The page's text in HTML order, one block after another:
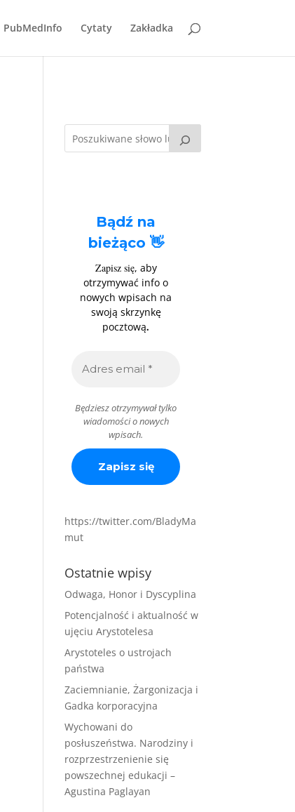
PubMedInfo Cytaty Zakładka
Bądź na
bieżąco 👋
Zapisz się, aby
otrzymywać info o
nowych wpisach na
swoją skrzynkę
pocztową.
Będziesz otrzymywał tylko
wiadomości o nowych
wpisach.
https://twitter.com/BladyMa
mut
Ostatnie wpisy
Odwaga, Honor i Dyscyplina
Potencjalność i aktualność w
ujęciu Arystotelesa
Arystoteles o ustrojach
państwa
Zaciemnianie, Żargonizacja i
Gadka korporacyjna
Wychowani do
posłuszeństwa. Narodziny i
rozprzestrzenienie się
powszechnej edukacji –
Agustina Paglayan